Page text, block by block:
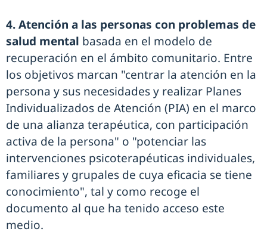
4. Atención a las personas con problemas de
salud mental basada en el modelo de
recuperación en el ámbito comunitario. Entre
los objetivos marcan "centrar la atención en la
persona y sus necesidades y realizar Planes
Individualizados de Atención (PIA) en el marco
de una alianza terapéutica, con participación
activa de la persona" o "potenciar las
intervenciones psicoterapéuticas individuales,
familiares y grupales de cuya eficacia se tiene
conocimiento", tal y como recoge el
documento al que ha tenido acceso este
medio.